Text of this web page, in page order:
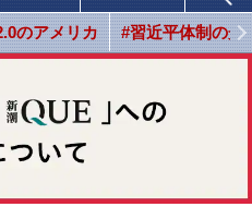
のアメリカ #習近平体制の光